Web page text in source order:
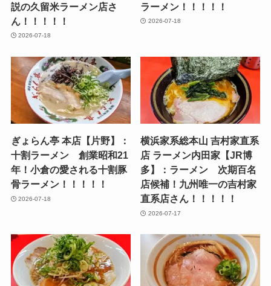
説の久留米ラーメン店さ
ん！！！！！
2026-07-18
ラーメン！！！！！
2026-07-18
ぎょらん亭 本店【片野】：
十割ラーメン 創業昭和21
年！小倉の愛される十割豚
骨ラーメン！！！！！
2026-07-18
横浜家系総本山 吉村家直系
店 ラーメン内田家【JR博
多】：ラーメン 次期百名
店候補！九州唯一の吉村家
直系店さん！！！！！
2026-07-17